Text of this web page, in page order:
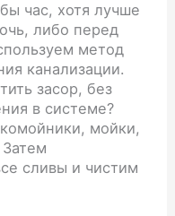
час, хотя лучше
либо перед
метод
канализации.
засор, без
в системе?
мойки,
Затем
сливы и чистим